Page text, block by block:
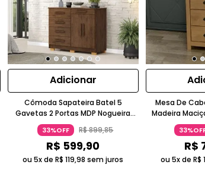
Adicionar
Cômoda Sapateira Batel 5
Gavetas 2 Portas MDP Nogueira
Gran Belo
33%OFF R$899,85
R$ 599,90
ou 5x deR$ 119,98 sem juros
Mesa De
Madeira
R$
ou 5x de R$